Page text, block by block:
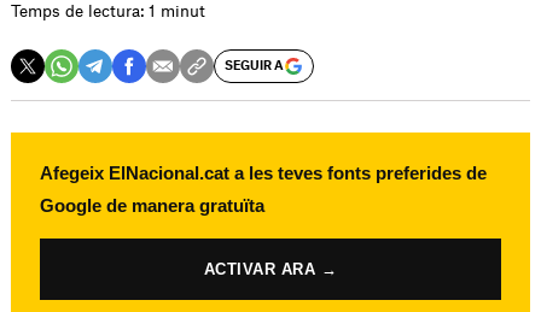
Temps de lectura: 1 minut
SEGUIR A
Afegeix ElNacional.cat a les teves fonts preferides de
Google de manera gratuïta
ACTIVAR ARA →